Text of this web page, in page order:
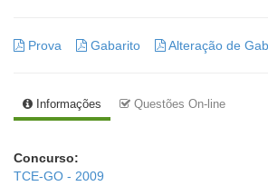
Prova Gabarito Alteração de
Informações Questões On-line
Concurso:
TCE-GO - 2009